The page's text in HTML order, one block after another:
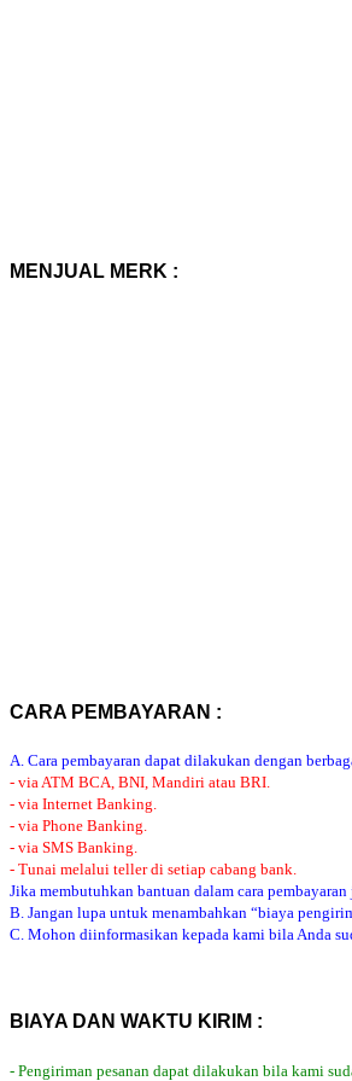
MENJUAL MERK :
CARA PEMBAYARAN :
A. Cara pembayaran dapat dilakukan dengan
- via ATM BCA, BNI, Mandiri atau BRI.
- via Internet Banking.
- via Phone Banking.
- via SMS Banking.
- Tunai melalui teller di setiap cabang bank.
Jika membutuhkan bantuan dalam cara
B. Jangan lupa untuk menambahkan “biaya
C. Mohon diinformasikan kepada kami bila Anda
BIAYA DAN WAKTU KIRIM :
- Pengiriman pesanan dapat dilakukan bila kami